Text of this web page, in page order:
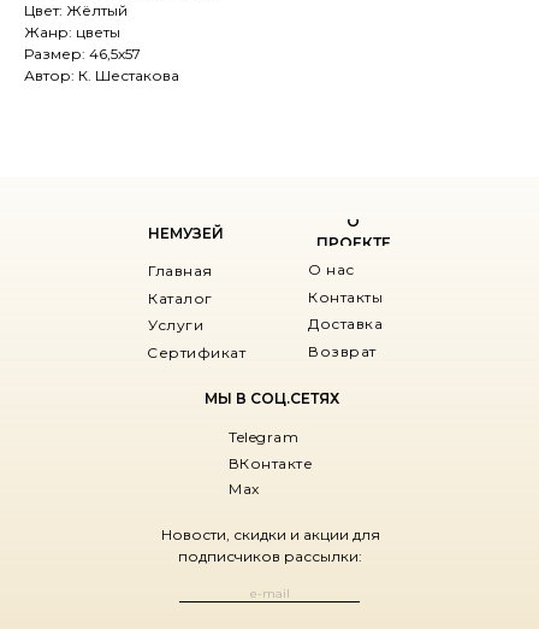
Цвет: Жёлтый
Жанр: цветы
Размер: 46,5х57
Автор: К. Шестакова
Новости, скидки и акции для
подписчиков рассылки:
Главная
Услуги Доставка
О нас
Контакты
Каталог
Возврат
НЕМУЗЕЙ
О
ПРОЕКТЕ
Сертификат
МЫ В СОЦ.СЕТЯХ
Telegram
ВКонтакте
Max